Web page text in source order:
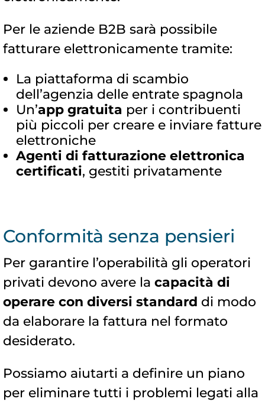
Per le aziende B2B sarà possibile
fatturare elettronicamente tramite:
La piattaforma di scambio
dell’agenzia delle entrate spagnola
Un’app gratuita per i contribuenti
più piccoli per creare e inviare fatture
elettroniche
Agenti di fatturazione elettronica
certificati, gestiti privatamente
Conformità senza pensieri
Per garantire l’operabilità gli operatori
privati ​​devono avere la capacità di
operare con diversi standard di modo
da elaborare la fattura nel formato
desiderato.
Possiamo aiutarti a definire un piano
per eliminare tutti i problemi legati alla